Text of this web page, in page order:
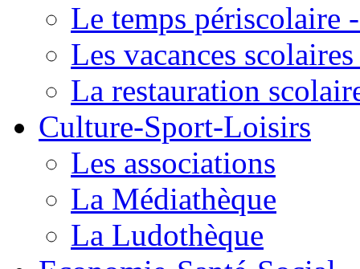
Le temps périscolaire
Les vacances
La restauration
Culture-Sport-Loisirs
Les associations
La Médiathèque
La Ludothèque